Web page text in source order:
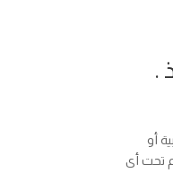
طبية أو
تحت أى